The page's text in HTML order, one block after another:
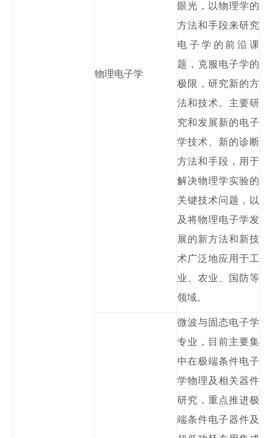
物理电子学
眼光，以物理学的
方法和手段来研究
电子学的前沿课
题，克服电子学的
极限，研究新的方
法和技术。主要研
究和发展新的电子
学技术、新的诊断
方法和手段，用于
解决物理学实验的
关键技术问题，以
及将物理电子学发
展的新方法和新技
术广泛地应用于工
业、农业、国防等
领域。
微波与固态电子学
专业，目前主要集
中在极端条件电子
学物理及相关器件
研究，重点推进极
端条件电子器件及